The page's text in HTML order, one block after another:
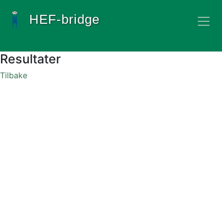
HEF-bridge
Resultater
Tilbake